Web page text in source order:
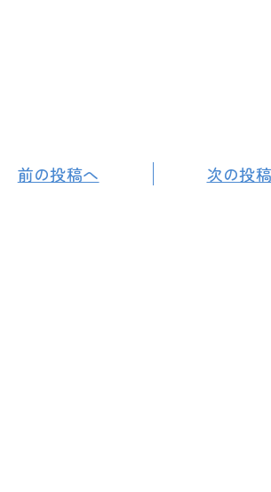
前の投稿へ 次の投